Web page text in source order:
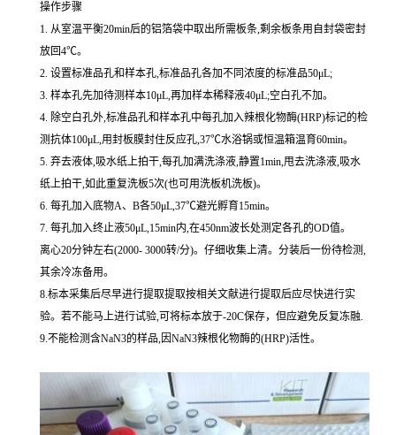
操作步骤
1. 从室温平衡20min后的铝箔袋中取出所需板条,剩余板条用自封袋密封
放回4℃。
2. 设置标准品孔和样本孔,标准品孔各加不同浓度的标准品50μL;
3. 样本孔先加待测样本10μL,再加样本稀释液40μL;空白孔不加。
4. 除空白孔外,标准品孔和样本孔中每孔加入辣根化物酶(HRP)标记的检
测抗体100μL,用封板膜封住反应孔,37℃水浴锅或恒温箱温育60min。
5. 弃去液体,吸水纸上拍干,每孔加满洗涤液,静置1min,甩去洗涤液,吸水
纸上拍干,如此重复洗板5次(也可用洗板机洗板)。
6. 每孔加入底物A、B各50μL,37℃避光孵育15min。
7. 每孔加入终止液50μL,15min内,在450nm波长处测定各孔的OD值。
离心20分钟左右(2000- 3000转/分)。仔细收集上清。分装后一份待检测,
其余冷冻备用。
8.标本采集后尽早进行提取提取按相关文献进行提取后应尽快进行实
验。若不能马上进行试验,可将标本放于-20C保存，但应避免反复冻融.
9.不能检测含NaN3的样品,因NaN3辣根化物酶的(HRP)活性。